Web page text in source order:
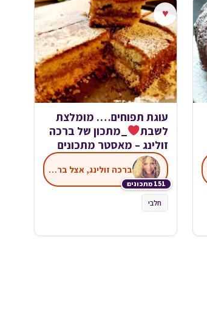
♥
עוגת תפוחים…. מומלצת
לשבת
_מתכון של ברכה
זולינג – מאסטר מתכונים
151 מתכונים
ברכה זולינג, אצל ברכה במטבח
חלבי